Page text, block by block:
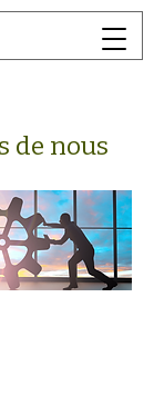
de nous